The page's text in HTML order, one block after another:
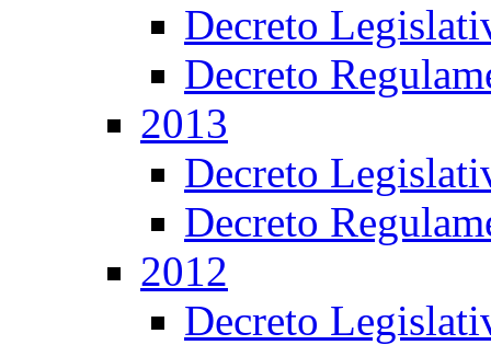
Decreto
Decreto
2013
Decreto
Decreto
2012
Decreto